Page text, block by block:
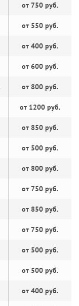
от 750 руб.
от 550 руб.
от 400 руб.
от 600 руб.
от 800 руб.
от 1200 руб.
от 850 руб.
от 500 руб.
от 800 руб.
от 750 руб.
от 850 руб.
от 750 руб.
от 500 руб.
от 500 руб.
от 400 руб.